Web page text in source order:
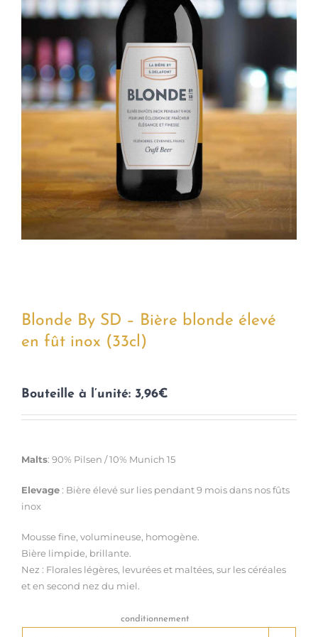
Blonde By SD – Bière blonde élevé
en fût inox (33cl)
Bouteille à l’unité: 3,96€
Malts: 90% Pilsen / 10% Munich 15
Elevage : Bière élevé sur lies pendant 9 mois dans nos fûts
inox
Mousse fine, volumineuse, homogène.
Bière limpide, brillante.
Nez : Florales légères, levurées et maltées, sur les céréales
et en second nez du miel.
conditionnement